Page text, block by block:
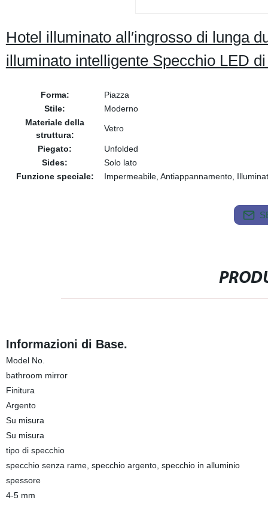
Hotel illuminato all′ingrosso di lunga
illuminato intelligente Specchio LED
Forma:
Piazza
Stile:
Moderno
Materiale della
struttura:
Vetro
Piegato:
Unfolded
Sides:
Solo lato
Funzione speciale:
Impermeabile, Antiappannamento,
Informazioni di Base.
Model No.
bathroom mirror
Finitura
Argento
Su misura
Su misura
tipo di specchio
specchio senza rame, specchio argento, specchio in alluminio
spessore
4-5 mm